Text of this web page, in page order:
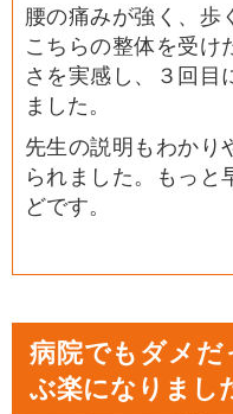
腰の痛みが強く、歩
こちらの整体を受け
さを実感し、３回目
ました。
先生の説明もわかり
られました。もっと
どです。
病院でもダメだ
ぶ楽になりまし